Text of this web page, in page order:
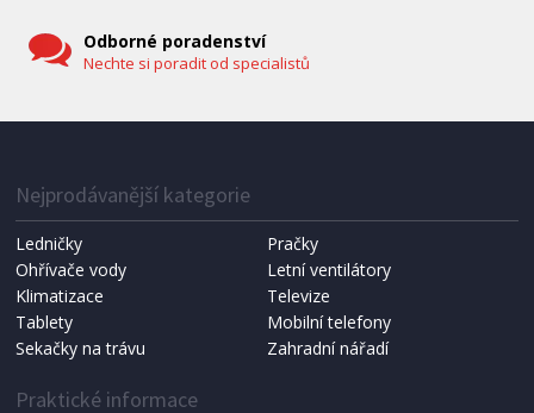
NÁHRADNÍ SÁČKY DO VYSAVAČE
Koma KRA-SB02S (Multi Bag, S-BAG SMS)
Odborné poradenství
Nechte si poradit od specialistů
Nejprodávanější kategorie
Ledničky
Pračky
Ohřívače vody
Letní ventilátory
Klimatizace
Televize
Tablety
Mobilní telefony
Sekačky na trávu
Zahradní nářadí
Praktické informace